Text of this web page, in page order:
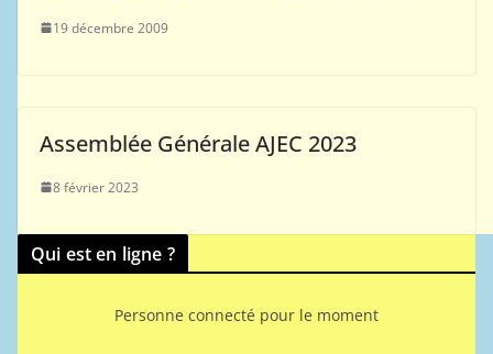
19 décembre 2009
Assemblée Générale AJEC 2023
8 février 2023
Qui est en ligne ?
Personne connecté pour le moment